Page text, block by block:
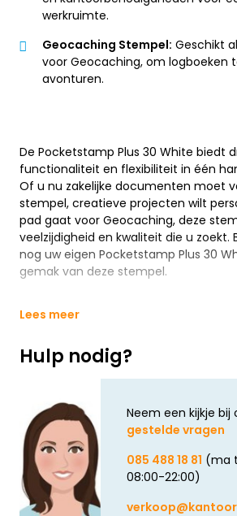
werkruimte.
Geocaching Stempel: Geschikt
voor Geocaching, om logboeken
avonturen.
De Pocketstamp Plus 30 White biedt
functionaliteit en flexibiliteit in één
Of u nu zakelijke documenten moet
stempel, creatieve projecten wilt
pad gaat voor Geocaching, deze
veelzijdigheid en kwaliteit die u zoekt.
nog uw eigen Pocketstamp Plus 30
gemak van deze stempel.
Lees meer
Hulp nodig?
Neem een kijkje bij
gestelde vragen
085 488 18 81 (ma
08:00-22:00)